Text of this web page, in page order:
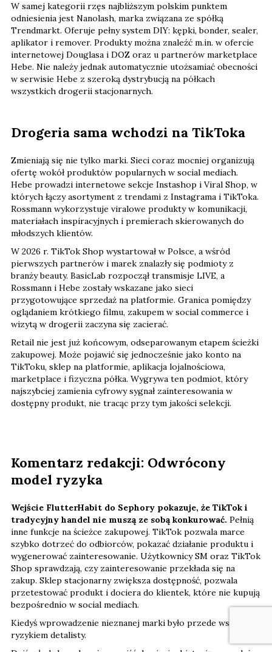
W samej kategorii rzęs najbliższym polskim punktem
odniesienia jest Nanolash, marka związana ze spółką
Trendmarkt. Oferuje pełny system DIY: kępki, bonder, sealer,
aplikator i remover. Produkty można znaleźć m.in. w ofercie
internetowej Douglasa i DOZ oraz u partnerów marketplace
Hebe. Nie należy jednak automatycznie utożsamiać obecności
w serwisie Hebe z szeroką dystrybucją na półkach
wszystkich drogerii stacjonarnych.
Drogeria sama wchodzi na TikToka
Zmieniają się nie tylko marki. Sieci coraz mocniej organizują
ofertę wokół produktów popularnych w social mediach.
Hebe prowadzi internetowe sekcje Instashop i Viral Shop, w
których łączy asortyment z trendami z Instagrama i TikToka.
Rossmann wykorzystuje viralowe produkty w komunikacji,
materiałach inspiracyjnych i premierach skierowanych do
młodszych klientów.
W 2026 r. TikTok Shop wystartował w Polsce, a wśród
pierwszych partnerów i marek znalazły się podmioty z
branży beauty. BasicLab rozpoczął transmisje LIVE, a
Rossmann i Hebe zostały wskazane jako sieci
przygotowujące sprzedaż na platformie. Granica pomiędzy
oglądaniem krótkiego filmu, zakupem w social commerce i
wizytą w drogerii zaczyna się zacierać.
Retail nie jest już końcowym, odseparowanym etapem ścieżki
zakupowej. Może pojawić się jednocześnie jako konto na
TikToku, sklep na platformie, aplikacja lojalnościowa,
marketplace i fizyczna półka. Wygrywa ten podmiot, który
najszybciej zamienia cyfrowy sygnał zainteresowania w
dostępny produkt, nie tracąc przy tym jakości selekcji.
Komentarz redakcji: Odwrócony
model ryzyka
Wejście FlutterHabit do Sephory pokazuje, że TikTok i
tradycyjny handel nie muszą ze sobą konkurować. Pełnią
inne funkcje na ścieżce zakupowej. TikTok pozwala marce
szybko dotrzeć do odbiorców, pokazać działanie produktu i
wygenerować zainteresowanie. Użytkownicy SM oraz TikTok
Shop sprawdzają, czy zainteresowanie przekłada się na
zakup. Sklep stacjonarny zwiększa dostępność, pozwala
przetestować produkt i dociera do klientek, które nie kupują
bezpośrednio w social mediach.
Kiedyś wprowadzenie nieznanej marki było przede wszystkim
ryzykiem detalisty.